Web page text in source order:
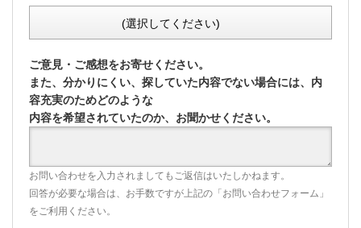
(選択してください)
ご意見・ご感想をお寄せください。
また、分かりにくい、探していた内容でない場合には、内
容充実のためどのような
内容を希望されていたのか、お聞かせください。
お問い合わせを入力されましてもご返信はいたしかねます。
回答が必要な場合は、お手数ですが上記の「お問い合わせフォーム」
をご利用ください。